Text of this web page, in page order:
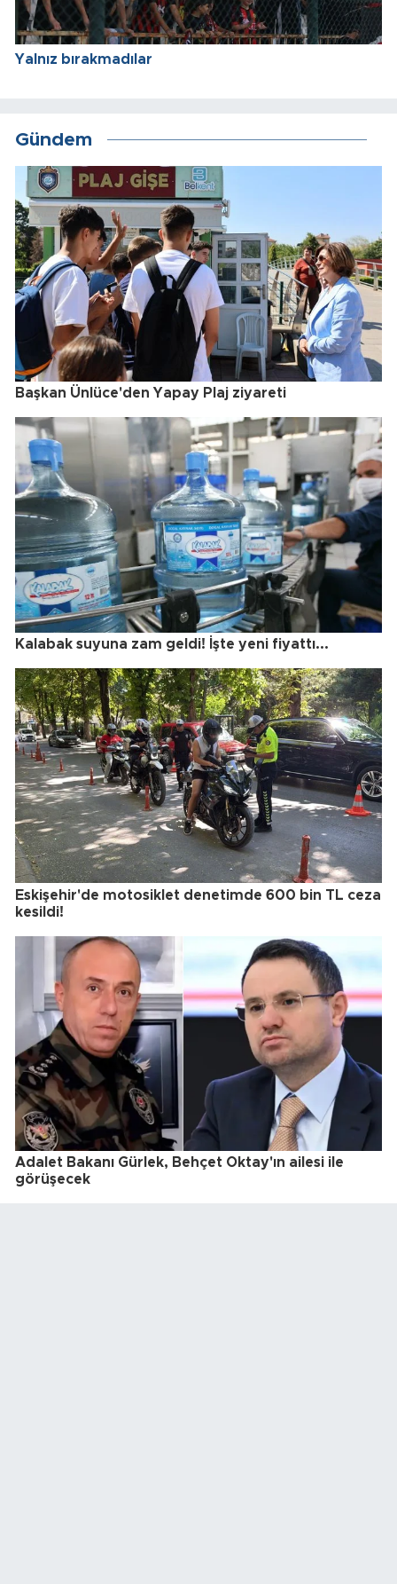
Yalnız bırakmadılar
Gündem
Başkan Ünlüce'den Yapay Plaj ziyareti
Kalabak suyuna zam geldi! İşte yeni fiyattı...
Eskişehir'de motosiklet denetimde 600 bin TL ceza
kesildi!
Adalet Bakanı Gürlek, Behçet Oktay'ın ailesi ile
görüşecek